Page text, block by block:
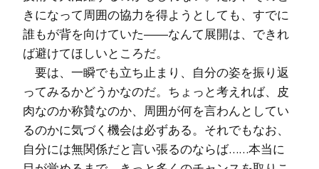
きになって周囲の協力を得ようとしても、すでに
誰もが背を向けていた――なんて展開は、できれ
ば避けてほしいところだ。
要は、一瞬でも立ち止まり、自分の姿を振り返
ってみるかどうかなのだ。ちょっと考えれば、皮
肉なのか称賛なのか、周囲が何を言わんとしてい
るのかに気づく機会は必ずある。それでもなお、
自分には無関係だと言い張るのならば……本当に